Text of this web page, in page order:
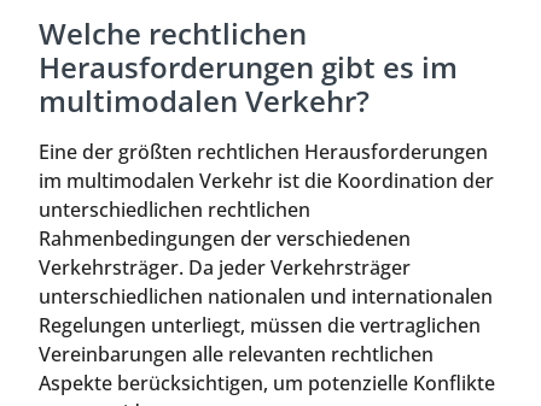
Welche rechtlichen
Herausforderungen gibt es im
multimodalen Verkehr?
Eine der größten rechtlichen Herausforderungen
im multimodalen Verkehr ist die Koordination der
unterschiedlichen rechtlichen
Rahmenbedingungen der verschiedenen
Verkehrsträger. Da jeder Verkehrsträger
unterschiedlichen nationalen und internationalen
Regelungen unterliegt, müssen die vertraglichen
Vereinbarungen alle relevanten rechtlichen
Aspekte berücksichtigen, um potenzielle Konflikte